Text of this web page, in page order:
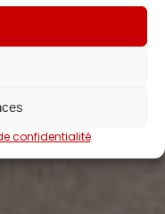
confidentialité